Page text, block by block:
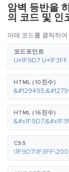
암벽 등반을
의 코드 및 인
아래 코드를 클릭하
코드포인트
U+1F9D7
HTML (10진수)
HTML (16진수)
CSS